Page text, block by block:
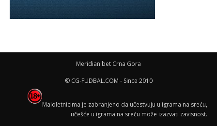
Meridian bet Crna Gora
© CG-FUDBAL.COM - Since 2010
Maloletnicima je zabranjeno da učestvuju u igrama na sreću,
učešće u igrama na sreću može izazvati zavisnost.